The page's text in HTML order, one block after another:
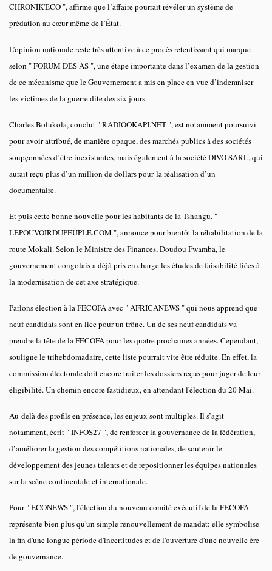
CHRONIK'ECO ", affirme que l’affaire pourrait révéler un système de
prédation au cœur même de l’État.
L’opinion nationale reste très attentive à ce procès retentissant qui marque
selon " FORUM DES AS ", une étape importante dans l’examen de la gestion
de ce mécanisme que le Gouvernement a mis en place en vue d’indemniser
les victimes de la guerre dite des six jours.
Charles Bolukola, conclut " RADIOOKAPI.NET ", est notamment poursuivi
pour avoir attribué, de manière opaque, des marchés publics à des sociétés
soupçonnées d’être inexistantes, mais également à la société DIVO SARL, qui
aurait reçu plus d’un million de dollars pour la réalisation d’un
documentaire.
Et puis cette bonne nouvelle pour les habitants de la Tshangu. "
LEPOUVOIRDUPEUPLE.COM ", annonce pour bientôt la réhabilitation de la
route Mokali. Selon le Ministre des Finances, Doudou Fwamba, le
gouvernement congolais a déjà pris en charge les études de faisabilité liées à
la modernisation de cet axe stratégique.
Parlons élection à la FECOFA avec " AFRICANEWS " qui nous apprend que
neuf candidats sont en lice pour un trône. Un de ses neuf candidats va
prendre la tête de la FECOFA pour les quatre prochaines années. Cependant,
souligne le trihebdomadaire, cette liste pourrait vite être réduite. En effet, la
commission électorale doit encore traiter les dossiers reçus pour juger de leur
éligibilité. Un chemin encore fastidieux, en attendant l'élection du 20 Mai.
Au-delà des profils en présence, les enjeux sont multiples. Il s’agit
notamment, écrit " INFOS27 ", de renforcer la gouvernance de la fédération,
d’améliorer la gestion des compétitions nationales, de soutenir le
développement des jeunes talents et de repositionner les équipes nationales
sur la scène continentale et internationale.
Pour " ECONEWS ", l'élection du nouveau comité exécutif de la FECOFA
représente bien plus qu'un simple renouvellement de mandat: elle symbolise
la fin d'une longue période d'incertitudes et de l'ouverture d'une nouvelle ère
de gouvernance.